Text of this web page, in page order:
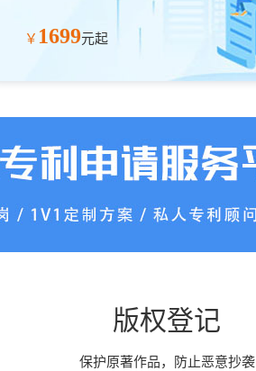
￥ 1699元起
版权登记
保护原著作品，防止恶意抄袭